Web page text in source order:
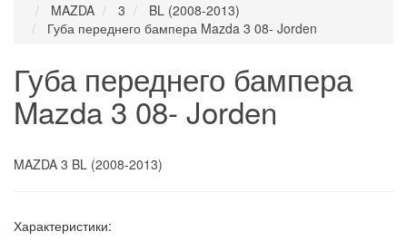
MAZDA 3
BL (2008-2013)
Губа переднего бампера Mazda 3 08- Jorden
Губа переднего бампера
Mazda 3 08- Jorden
MAZDA 3 BL (2008-2013)
Характеристики: